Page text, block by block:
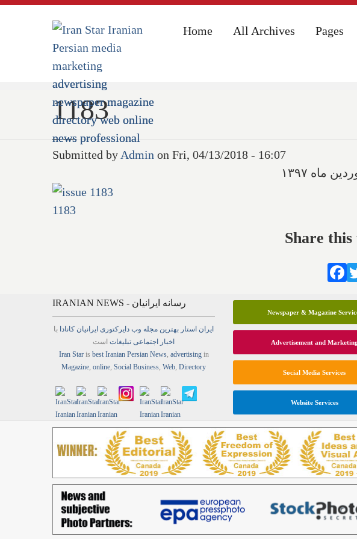
Home All Archives Pages
Home All Archives Pages
1183
Submitted by Admin on Fri, 04/13/2018 - 16:07
1183
IRANIAN NEWS - رسانه ایرانیان
ایران استار بهترین مجله وب دایرکتوری ایرانیان کانادا با
اخبار اجتماعی تبلیغات است
Iran Staris best Iranian Persian News, advertisingin
Magazine, online, Social Business, Web, Directory
Newspaper & Magazine
Advertisement and Marketing
Social Media Services
Website Services